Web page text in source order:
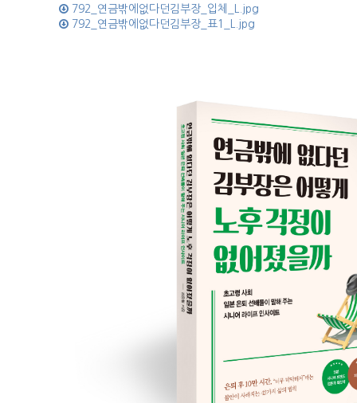
792_연금밖에없다던김부장_입체_L.jpg
792_연금밖에없다던김부장_표1_L.jpg